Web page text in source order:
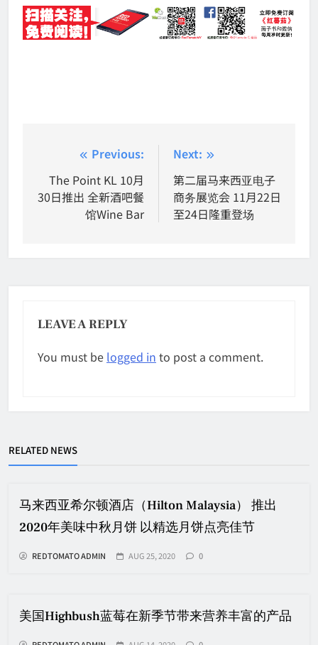
navigation
Previous:
The Point KL 10月
30日推出 全新酒吧餐
馆Wine Bar
Next:
第二届马来西亚电子
商务展览会 11月22日
至24日隆重登场
LEAVE A REPLY
You must be logged in to post a comment.
RELATED NEWS
马来西亚希尔顿酒店（Hilton Malaysia） 推出
2020年美味中秋月饼 以精选月饼点亮佳节
REDTOMATO ADMIN AUG 25, 2020 0
美国Highbush蓝莓在新季节带来营养丰富的产品